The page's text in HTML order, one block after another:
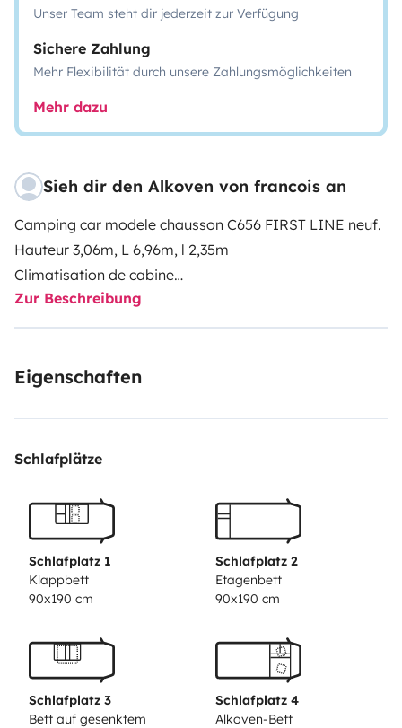
Unser Team steht dir jederzeit zur Verfügung
Sichere Zahlung
Mehr Flexibilität durch unsere Zahlungsmöglichkeiten
Mehr dazu
Sieh dir den Alkoven von francois an
Camping car modele chausson C656 FIRST LINE neuf.
Hauteur 3,06m, L 6,96m, l 2,35m
Climatisation de cabine
Double airbag
Eco pack fiat
Pré-équipement TV
Zur Beschreibung
Eigenschaften
Schlafplätze
Schlafplatz 1
Klappbett
90x190 cm
Schlafplatz 2
Etagenbett
90x190 cm
Schlafplatz 3
Bett auf gesenktem
Schlafplatz 4
Alkoven-Bett